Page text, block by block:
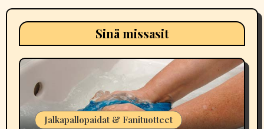
Sinä missasit
Jalkapallopaidat & Fanituotteet